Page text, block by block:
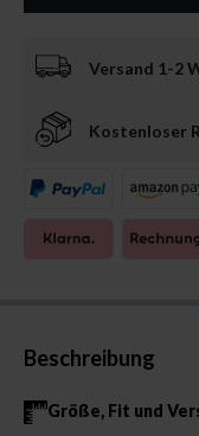
Versand 1-2
Kostenloser
Beschreibung
Größe, Fit und